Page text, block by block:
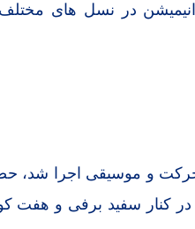
در نسل های مختلف
و موسیقی اجرا شد،
کنار سفید برفی و هفت